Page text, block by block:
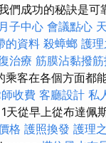
們成功的秘訣是
子中心 會議點心
的資料 殺蟑螂 護
治療 筋膜沾黏撥
乘客在各個方面都
收費 客廳設計 私
天從早上從布達佩
格 護照換發 護理